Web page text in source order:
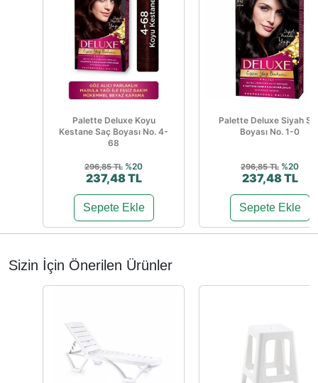
Palette Deluxe Koyu
Kestane Saç Boyası No. 4-
68
296,85 TL %20
237,48 TL
Sepete Ekle
Palette Deluxe Siyah
Boyası No. 1-0
296,85 TL %20
237,48 TL
Sepete Ekle
Sizin İçin Önerilen Ürünler